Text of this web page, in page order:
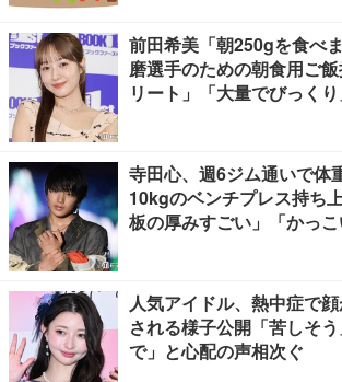
前田希美「朝250gを食べ
磨選手のための朝食用ご
リート」「大量でびっくり
寺田心、週6ジム通いで
10kgのベンチプレス持ち
板の厚みすごい」「かっ
人気アイドル、熱中症で
される様子公開「苦しそ
で」と心配の声相次ぐ